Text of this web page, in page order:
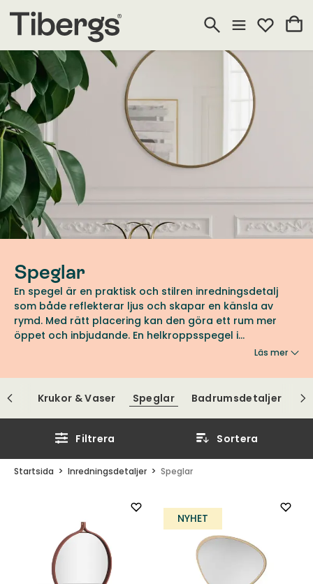
Speglar
En spegel är en praktisk och stilren inredningsdetalj
som både reflekterar ljus och skapar en känsla av
rymd. Med rätt placering kan den göra ett rum mer
öppet och inbjudande. En helkroppsspegel i
sovrummet ger en praktisk överblick, medan en rund
känsla. Oavsett om du vill förstärka rummets karaktär
eller skapa en illusion av större ytor, hittar du
Läs mer
Krukor & Vaser Speglar Badrumsdetaljer
Filtrera Sortera
Startsida Inredningsdetaljer Speglar
NYHET